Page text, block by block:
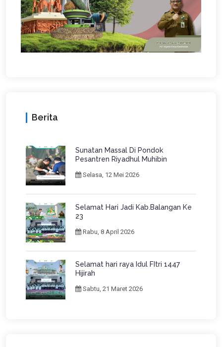
Berita
Sunatan Massal Di Pondok
Pesantren Riyadhul Muhibin
Selasa, 12 Mei 2026
Selamat Hari Jadi Kab.Balangan Ke
23
Rabu, 8 April 2026
Selamat hari raya Idul FItri 1447
Hijirah
Sabtu, 21 Maret 2026